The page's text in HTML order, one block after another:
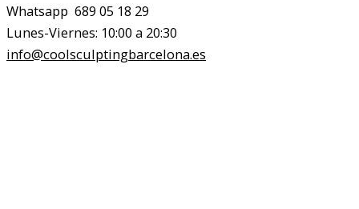
Whatsapp 689 05 18 29
Lunes-Viernes: 10:00 a 20:30
info@coolsculptingbarcelona.es